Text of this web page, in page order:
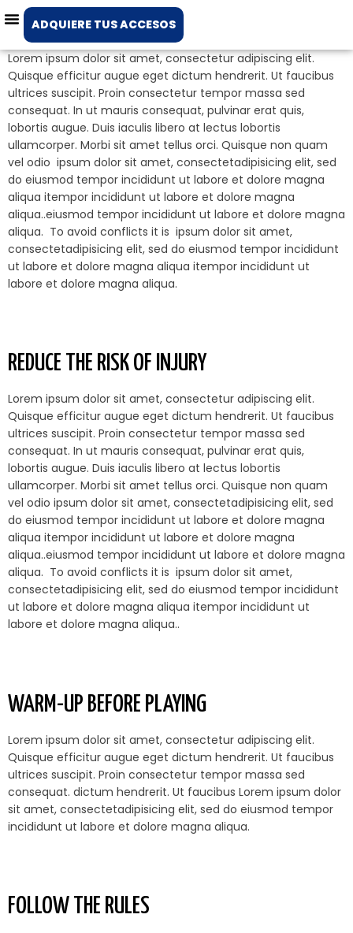
ADQUIERE TUS ACCESOS
Lorem ipsum dolor sit amet, consectetur adipiscing elit.
Quisque efficitur augue eget dictum hendrerit. Ut faucibus
ultrices suscipit. Proin consectetur tempor massa sed
consequat. In ut mauris consequat, pulvinar erat quis,
lobortis augue. Duis iaculis libero at lectus lobortis
ullamcorper. Morbi sit amet tellus orci. Quisque non quam
vel odio ipsum dolor sit amet, consectetadipisicing elit, sed
do eiusmod tempor incididunt ut labore et dolore magna
aliqua itempor incididunt ut labore et dolore magna
aliqua..eiusmod tempor incididunt ut labore et dolore magna
aliqua. To avoid conflicts it is ipsum dolor sit amet,
consectetadipisicing elit, sed do eiusmod tempor incididunt
ut labore et dolore magna aliqua itempor incididunt ut
labore et dolore magna aliqua.
REDUCE THE RISK OF INJURY
Lorem ipsum dolor sit amet, consectetur adipiscing elit.
Quisque efficitur augue eget dictum hendrerit. Ut faucibus
ultrices suscipit. Proin consectetur tempor massa sed
consequat. In ut mauris consequat, pulvinar erat quis,
lobortis augue. Duis iaculis libero at lectus lobortis
ullamcorper. Morbi sit amet tellus orci. Quisque non quam
vel odio ipsum dolor sit amet, consectetadipisicing elit, sed
do eiusmod tempor incididunt ut labore et dolore magna
aliqua itempor incididunt ut labore et dolore magna
aliqua..eiusmod tempor incididunt ut labore et dolore magna
aliqua. To avoid conflicts it is ipsum dolor sit amet,
consectetadipisicing elit, sed do eiusmod tempor incididunt
ut labore et dolore magna aliqua itempor incididunt ut
labore et dolore magna aliqua..
WARM-UP BEFORE PLAYING
Lorem ipsum dolor sit amet, consectetur adipiscing elit.
Quisque efficitur augue eget dictum hendrerit. Ut faucibus
ultrices suscipit. Proin consectetur tempor massa sed
consequat. dictum hendrerit. Ut faucibus Lorem ipsum dolor
sit amet, consectetadipisicing elit, sed do eiusmod tempor
incididunt ut labore et dolore magna aliqua.
FOLLOW THE RULES